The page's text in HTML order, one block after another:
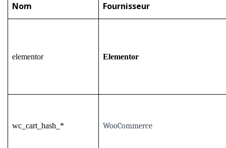
Nom Fournisseur
elementor Elementor
wc_cart_hash_* WooCommerce